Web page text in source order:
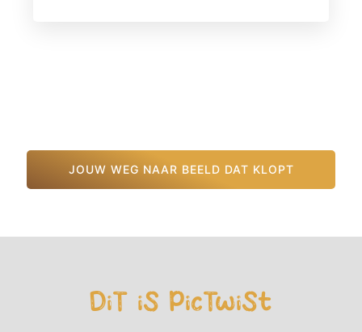
JOUW WEG NAAR BEELD DAT KLOPT
DiT iS PicTwiSt